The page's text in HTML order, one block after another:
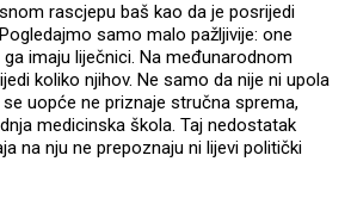
rascjepu baš kao da je posrijedi
samo malo pažljivije: one
imaju liječnici. Na međunarodnom
koliko njihov. Ne samo da nije ni upola
uopće ne priznaje stručna sprema,
medicinska škola. Taj nedostatak
na nju ne prepoznaju ni lijevi politički